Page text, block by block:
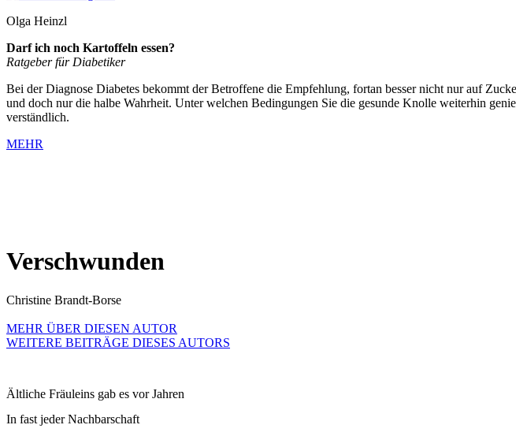
Olga Heinzl
Darf ich noch Kartoffeln essen?
Ratgeber für Diabetiker
Bei der Diagnose Diabetes bekommt der Betroffene die Empfehlung, fortan besser nicht nur auf
und doch nur die halbe Wahrheit. Unter welchen Bedingungen Sie die gesunde Knolle weiterhin
verständlich.
MEHR
Verschwunden
Christine Brandt-Borse
MEHR ÜBER DIESEN AUTOR
WEITERE BEITRÄGE DIESES AUTORS
Ältliche Fräuleins gab es vor Jahren
In fast jeder Nachbarschaft